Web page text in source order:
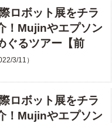
ロボット展をチラ
！Mujinやエプソン
ぐるツアー【前
3/11）
ロボット展をチラ
！Mujinやエプソン